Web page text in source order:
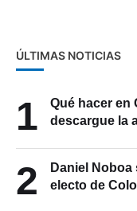
ÚLTIMAS NOTICIAS
1
Qué hacer en
descargue la
2
Daniel
electo de